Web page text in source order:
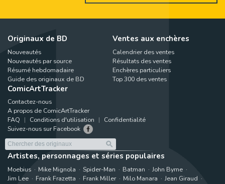
Originaux de BD
Nouveautés
Nouveautés par source
Résumé hebdomadaire
Guide des originaux de BD
Ventes aux enchères
Calendrier des ventes
Résultats des ventes
Enchères particuliers
Top 300 des ventes
ComicArtTracker
Contactez-nous
A propos de ComicArtTracker
FAQ
Conditions d'utilisation
Confidentialité
Suivez-nous sur Facebook
Artistes, personnages et séries populaires
Moebius Mike Mignola Spider-Man Batman
John Byrne
Jim Lee
Frank Frazetta Frank Miller Milo Manara
Jean Giraud